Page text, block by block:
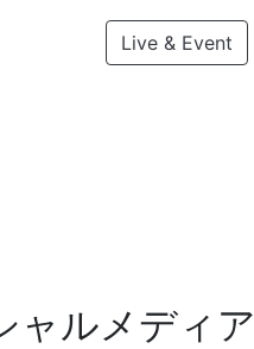
Live & Event
ャルメディア